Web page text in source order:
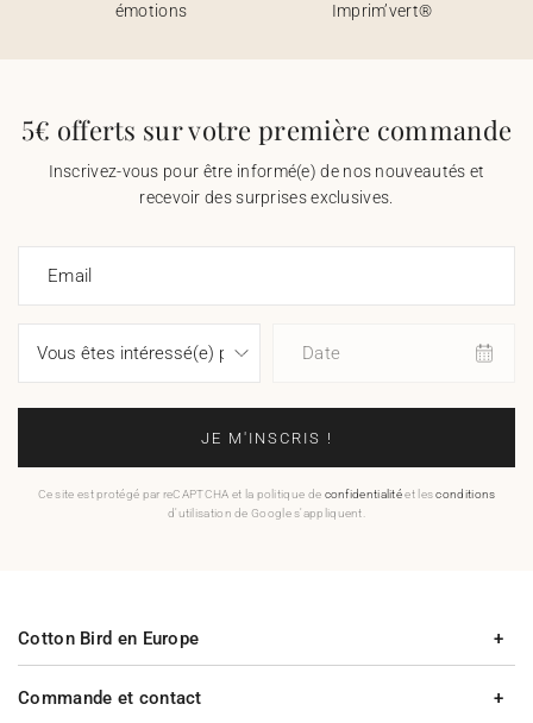
émotions
Imprim’vert®
5€ offerts sur votre première commande
Inscrivez-vous pour être informé(e) de nos nouveautés et
recevoir des surprises exclusives.
Email
Date
JE M'INSCRIS !
Ce site est protégé par reCAPTCHA et la politique de confidentialitéet lesconditions
d'utilisation de Google s'appliquent.
Commande et contact
Cotton Bird en Europe